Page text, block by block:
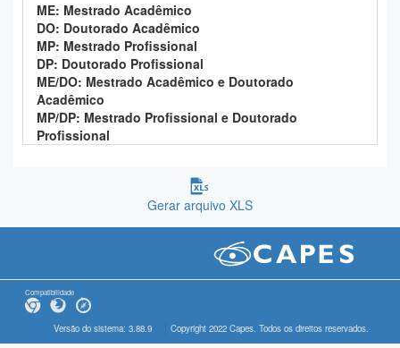
ME: Mestrado Acadêmico
DO: Doutorado Acadêmico
MP: Mestrado Profissional
DP: Doutorado Profissional
ME/DO: Mestrado Acadêmico e Doutorado
Acadêmico
MP/DP: Mestrado Profissional e Doutorado
Profissional
Gerar arquivo XLS
Compatibilidade
Versão do sistema: 3.88.9 Copyright 2022 Capes. Todos os direitos reservados.